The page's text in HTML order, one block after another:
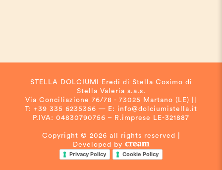
STELLA DOLCIUMI Eredi di Stella Cosimo di
Stella Valeria s.a.s.
Via Conciliazione 76/78 - 73025 Martano (LE) ||
T: +39 335 6235366 — E: info@dolciumistella.it
P.IVA: 04830790756 – R.imprese LE-321887
Copyright © 2026 all rights reserved |
Developed by
Privacy Policy
Cookie Policy